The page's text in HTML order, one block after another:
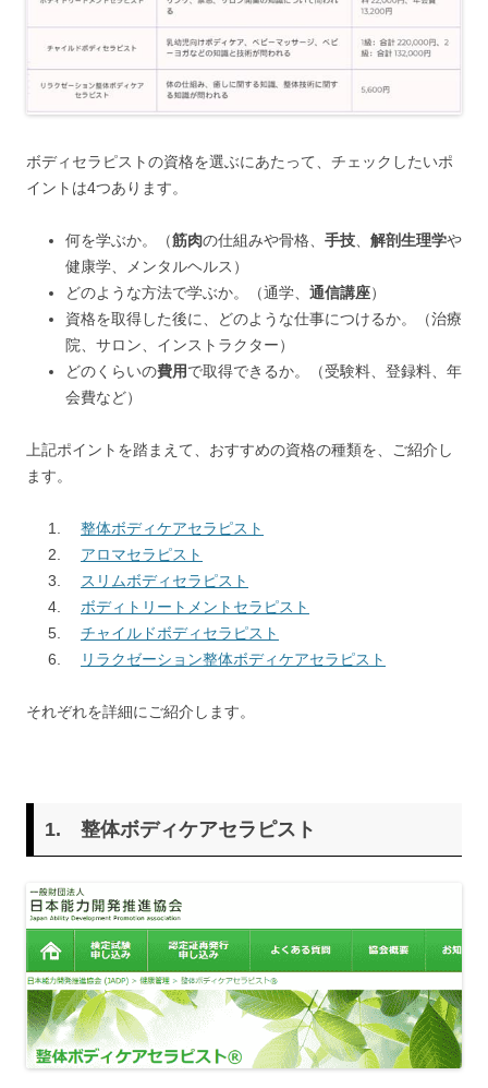
ボディセラピストの資格を選ぶにあたって、チェックしたいポ
イントは4つあります。
何を学ぶか。（筋肉の仕組みや骨格、 手技、 解剖生理学や
健康学、メンタルヘルス）
どのような方法で学ぶか。（通学、 通信講座）
資格を取得した後に、どのような仕事につけるか。（治療
院、サロン、インストラクター）
どのくらいの費用で取得できるか。（受験料、登録料、年
会費など）
上記ポイントを踏まえて、おすすめの資格の種類を、ご紹介し
ます。
整体ボディケアセラピスト
アロマセラピスト
スリムボディセラピスト
ボディトリートメントセラピスト
チャイルドボディセラピスト
リラクゼーション整体ボディケアセラピスト
それぞれを詳細にご紹介します。
1. 整体ボディケアセラピスト